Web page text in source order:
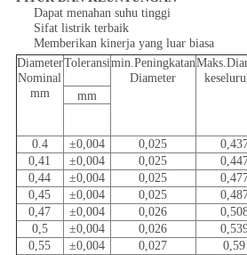
Dapat menahan suhu tinggi
Sifat listrik terbaik
Memberikan kinerja yang luar biasa
Diameter
Nominal
mm
Toleransimin.Peningkatan
Diameter
mm
0.4
±0,004 0,025
0,41
±0,004 0,025
0,44
±0,004 0,025
0,45
±0,004 0,025
0,47
±0,004 0,026
0,5
±0,004 0,026
0,55
±0,004 0,027 0,59